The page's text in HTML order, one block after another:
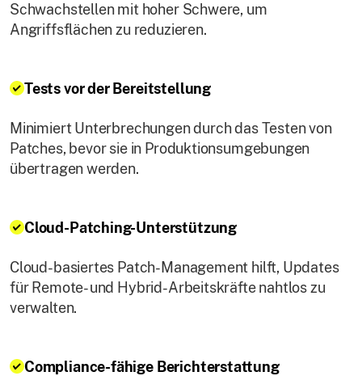
Schwachstellen mit hoher Schwere, um
Angriffsflächen zu reduzieren.
Tests vor der Bereitstellung
Minimiert Unterbrechungen durch das Testen von
Patches, bevor sie in Produktionsumgebungen
übertragen werden.
Cloud-Patching-Unterstützung
Cloud-basiertes Patch-Management hilft, Updates
für Remote- und Hybrid-Arbeitskräfte nahtlos zu
verwalten.
Compliance-fähige Berichterstattung